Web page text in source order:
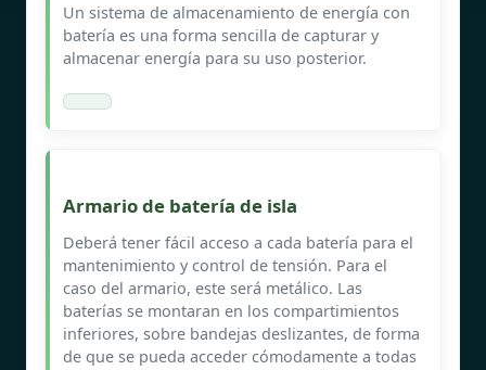
Un sistema de almacenamiento de energía con
batería es una forma sencilla de capturar y
almacenar energía para su uso posterior.
Armario de batería de isla
Deberá tener fácil acceso a cada batería para el
mantenimiento y control de tensión. Para el
caso del armario, este será metálico. Las
baterías se montaran en los compartimientos
inferiores, sobre bandejas deslizantes, de forma
de que se pueda acceder cómodamente a todas